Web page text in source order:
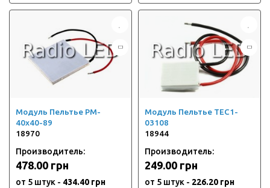
Модуль Пельтье PM-
40x40-89
18970
Производитель:
478.00 грн
от 5 штук - 434.40 грн
Модуль Пельтье TEC1-
03108
18944
Производитель:
249.00 грн
от 5 штук - 226.20 грн